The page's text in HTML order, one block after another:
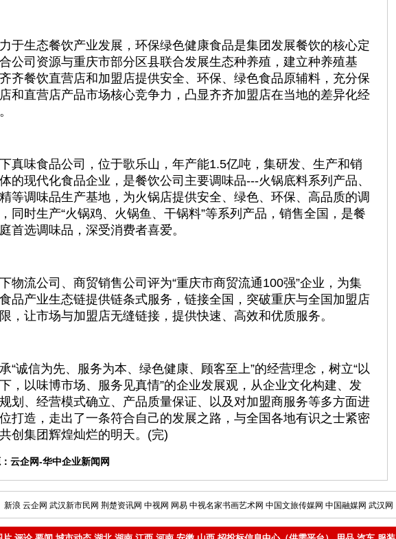
于生态餐饮产业发展，环保绿色健康食品是集团发展餐饮的核心定
公司资源与重庆市部分区县联合发展生态种养殖，建立种养殖基
齐餐饮直营店和加盟店提供安全、环保、绿色食品原辅料，充分保
和直营店产品市场核心竞争力，凸显齐齐加盟店在当地的差异化经
真味食品公司，位于歌乐山，年产能1.5亿吨，集研发、生产和销
的现代化食品企业，是餐饮公司主要调味品---火锅底料系列产品、
等调味品生产基地，为火锅店提供安全、绿色、环保、高品质的调
同时生产“火锅鸡、火锅鱼、干锅料”等系列产品，销售全国，是餐
首选调味品，深受消费者喜爱。
物流公司、商贸销售公司评为“重庆市商贸流通100强”企业，为集
品产业生态链提供链条式服务，链接全国，突破重庆与全国加盟店
，让市场与加盟店无缝链接，提供快速、高效和优质服务。
“诚信为先、服务为本、绿色健康、顾客至上”的经营理念，树立“以
，以味博市场、服务见真情”的企业发展观，从企业文化构建、发
划、经营模式确立、产品质量保证、以及对加盟商服务等多方面进
打造，走出了一条符合自己的发展之路，与全国各地有识之士紧密
创集团辉煌灿烂的明天。(完)
云企网-华中企业新闻网
新浪 云企网 武汉新市民网 荆楚资讯网 中视网 网易 中视名家书画艺术网 中国文旅传媒网 中国融媒网 武汉网